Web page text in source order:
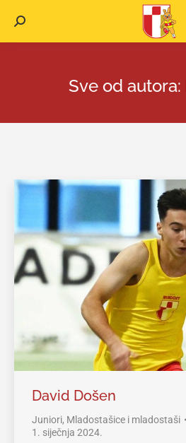
Search:
Sve od autora:
David Došen
Juniori, Mladostašice i mladostaši
1. siječnja 2024.